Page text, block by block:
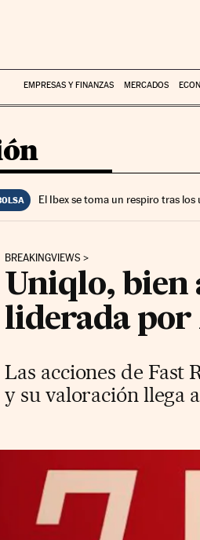
EMPRESAS Y FINANZAS MERCADOS
El Ibex se toma un respiro tras
BREAKINGVIEWS
Uniqlo, bien
liderada por
Las acciones de Fast
y su valoración llega